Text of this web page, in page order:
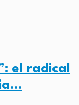
el radical